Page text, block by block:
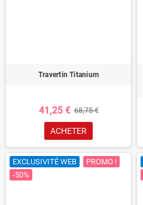
Travertin Titanium
41,25 € 68,75 €
ACHETER
EXCLUSIVITÉ WEB
PROMO !
-50%